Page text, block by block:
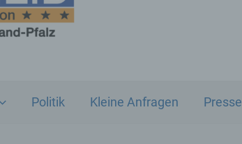
Politik Kleine Anfragen Presse